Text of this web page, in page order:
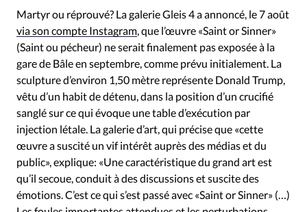
Eglises
Histoire Laicité
Liberté religieuse
Mission
Monde People Politique
Religions
Société
Martyr ou réprouvé? La galerie Gleis 4 a annoncé, le 7 août
via son compte Instagram , que l’œuvre «Saint or Sinner»
(Saint ou pécheur) ne serait finalement pas exposée à la
gare de Bâle en septembre, comme prévu initialement. La
sculpture d’environ 1,50 mètre représente Donald Trump,
vêtu d’un habit de détenu, dans la position d’un crucifié
sanglé sur ce qui évoque une table d’exécution par
injection létale. La galerie d’art, qui précise que «cette
œuvre a suscité un vif intérêt auprès des médias et du
public», explique: «Une caractéristique du grand art est
qu’il secoue, conduit à des discussions et suscite des
émotions. C’est ce qui s’est passé avec «Saint or Sinner» (…)